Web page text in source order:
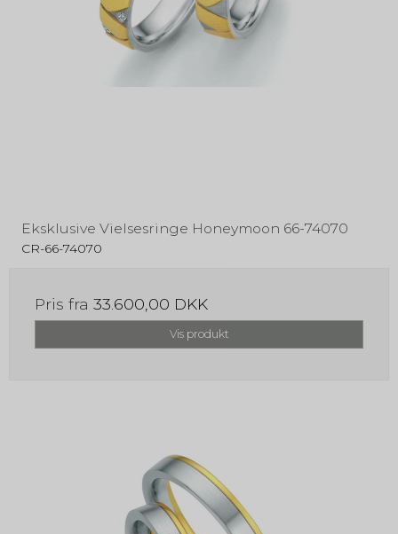
Eksklusive Vielsesringe Honeymoon 66-74070
CR-66-74070
Pris fra 33.600,00 DKK
Vis produkt